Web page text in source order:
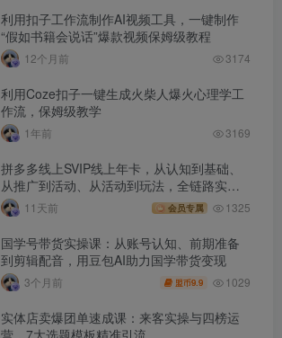
利用扣子工作流制作AI视频工具，一键制作
“假如书籍会说话”爆款视频保姆级教程
12个月前 3174
利用Coze扣子一键生成火柴人爆火心理学工
作流，保姆级教学
1年前 3169
拼多多线上SVIP线上年卡，从认知到基础、
从推广到活动、从活动到玩法，全链路实战
(260730)
11天前 会员专属 1325
国学号带货实操课：从账号认知、前期准备
到剪辑配音，用豆包AI助力国学带货变现
3个月前 盟币9.9 1029
实体店卖爆团单速成课：来客实操与四榜运
营，7大选题模板精准引流